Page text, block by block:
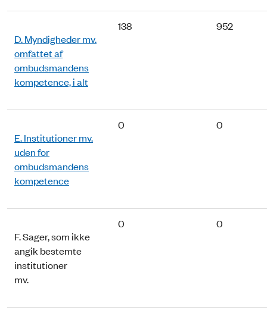
D. Myndigheder mv.
omfattet af
ombudsmandens
kompetence, i alt
138 952
E. Institutioner mv.
uden for
ombudsmandens
kompetence
0 0
F. Sager, som ikke
angik bestemte
institutioner
mv.
0 0